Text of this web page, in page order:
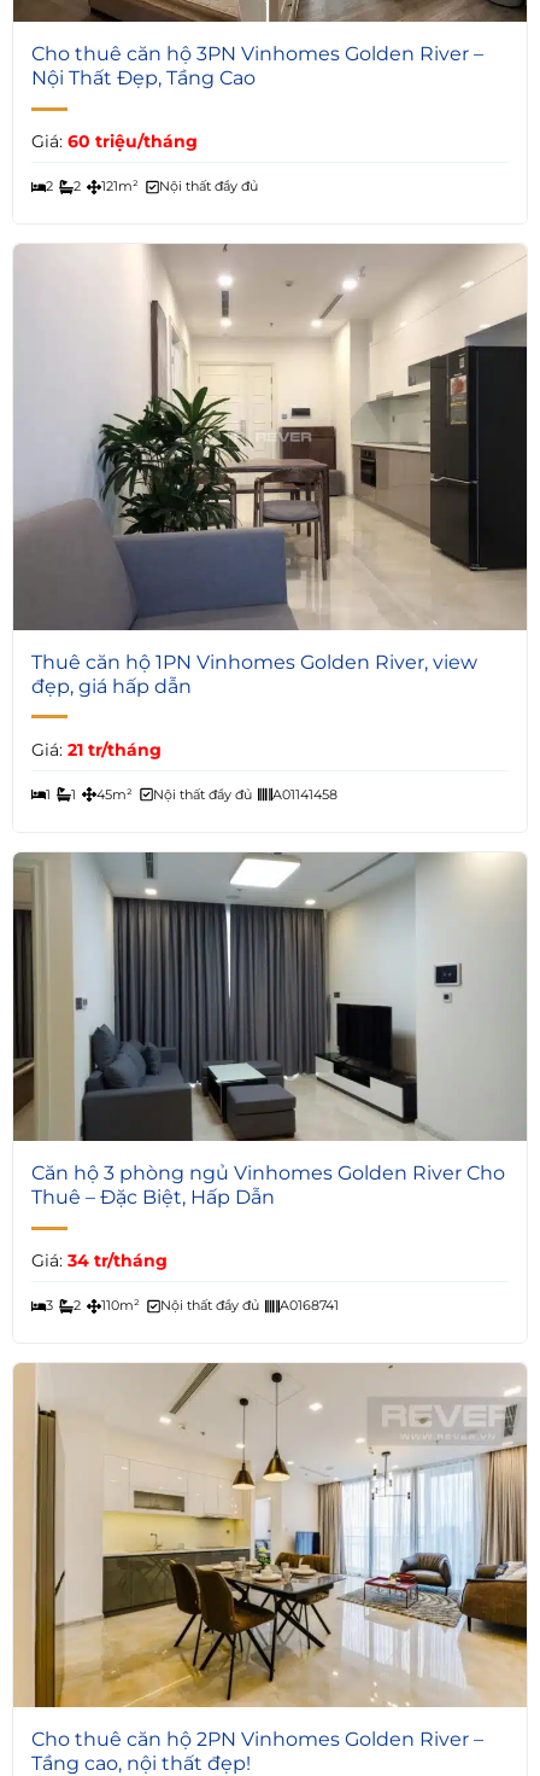
Cho thuê căn hộ 3PN Vinhomes Golden River –
Nội Thất Đẹp, Tầng Cao
Giá: 60 triệu/tháng
2 2 121m² Nội thất đầy đủ
5
Thuê căn hộ 1PN Vinhomes Golden River, view
đẹp, giá hấp dẫn
Giá: 21 tr/tháng
1 1 45m² Nội thất đầy đủ A01141458
5
Căn hộ 3 phòng ngủ Vinhomes Golden River Cho
Thuê – Đặc Biệt, Hấp Dẫn
Giá: 34 tr/tháng
3 2 110m² Nội thất đầy đủ A0168741
6
Cho thuê căn hộ 2PN Vinhomes Golden River –
Tầng cao, nội thất đẹp!